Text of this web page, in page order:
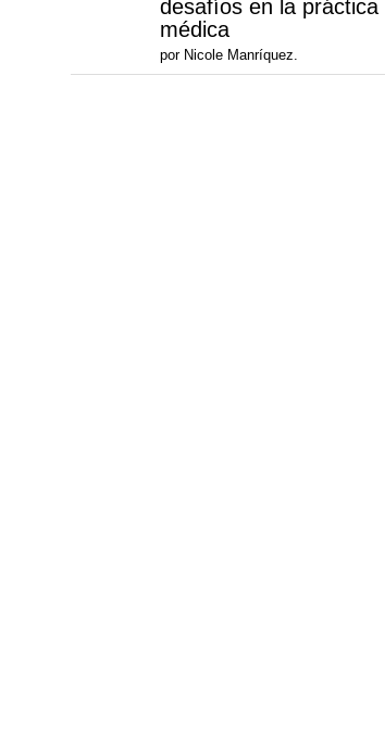
desafíos en la práctica
médica
por Nicole Manríquez.